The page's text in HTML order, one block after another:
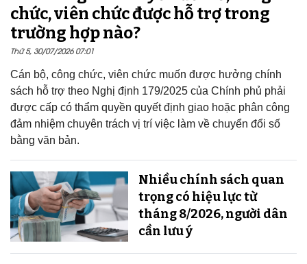
chức, viên chức được hỗ trợ trong
trường hợp nào?
Thứ 5, 30/07/2026 07:01
Cán bộ, công chức, viên chức muốn được hưởng chính
sách hỗ trợ theo Nghị định 179/2025 của Chính phủ phải
được cấp có thẩm quyền quyết định giao hoặc phân công
đảm nhiệm chuyên trách vị trí việc làm về chuyển đổi số
bằng văn bản.
Nhiều chính sách quan
trọng có hiệu lực từ
tháng 8/2026, người dân
cần lưu ý